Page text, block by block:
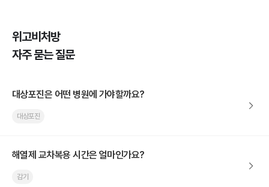
위고비처방
자주 묻는 질문
대상포진은 어떤 병원에 가야할까요?
대상포진
해열제 교차복용 시간은 얼마인가요?
감기